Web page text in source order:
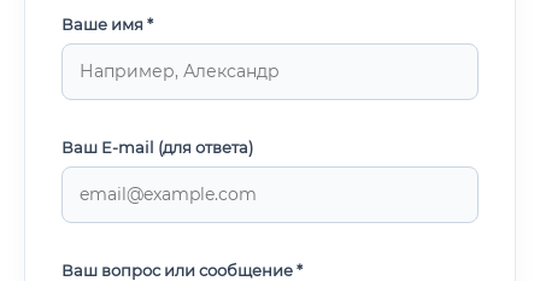
Ваше имя *
Ваш E-mail (для ответа)
Ваш вопрос или сообщение *